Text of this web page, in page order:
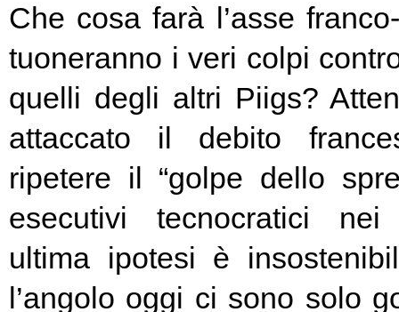
Che cosa farà l’asse
tuoneranno i veri colpi
quelli degli altri Piigs?
attaccato il debito
ripetere il “golpe dello
esecutivi tecnocratici
ultima ipotesi è
l’angolo oggi ci sono solo